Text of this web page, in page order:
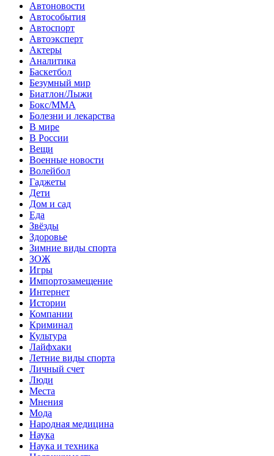
Автоновости
Автособытия
Автоспорт
Автоэксперт
Актеры
Аналитика
Баскетбол
Безумный мир
Биатлон/Лыжи
Бокс/MMA
Болезни и лекарства
В мире
В России
Вещи
Военные новости
Волейбол
Гаджеты
Дети
Дом и сад
Еда
Звёзды
Здоровье
Зимние виды спорта
ЗОЖ
Игры
Импортозамещение
Интернет
Истории
Компании
Криминал
Культура
Лайфхаки
Летние виды спорта
Личный счет
Люди
Места
Мнения
Мода
Народная медицина
Наука
Наука и техника